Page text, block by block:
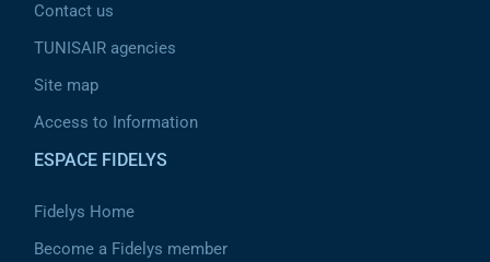
Contact us
TUNISAIR agencies
Site map
Access to Information
ESPACE FIDELYS
Fidelys Home
Become a Fidelys member